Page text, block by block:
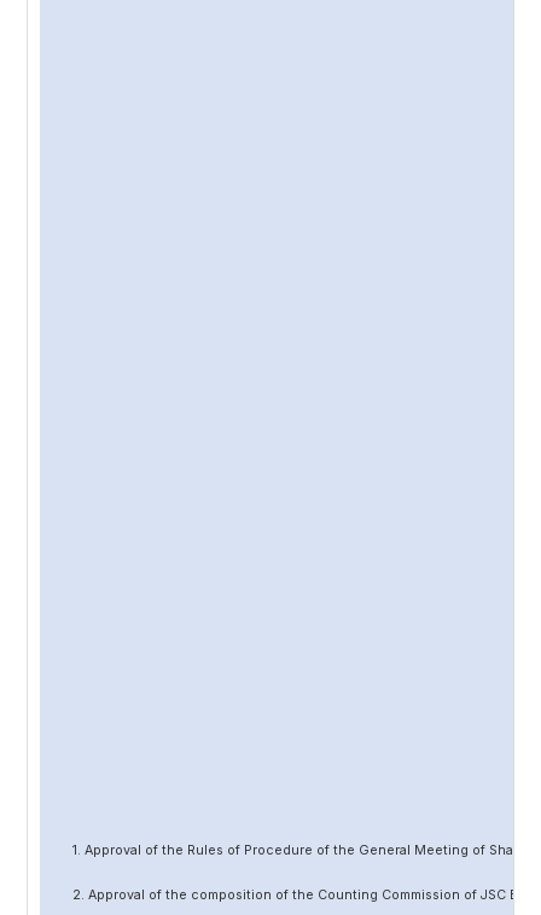
1. Approval of the Rules of Procedure of the General Meeting of
2. Approval of the composition of the Counting Commission of JSC